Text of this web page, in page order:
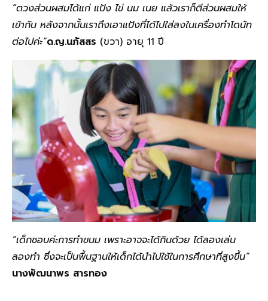
“ตวงส่วนผสมได้แก่ แป้ง ไข่ นม เนย แล้วเราก็ตีส่วนผสมให้
เข้ากัน หลังจากนั้นเราถึงเอาแป้งที่ได้ไปใส่ลงในเครื่องทำโดนัท
ต่อไปค่ะ”ด.ญ.นภัสสร (ขวา) อายุ 11 ปี
“เด็กชอบค่ะการทำขนม เพราะอาจจะได้กินด้วย ได้ลองเล่น
ลองทำ ซึ่งจะเป็นพื้นฐานให้เด็กได้นำไปใช้ในการศึกษาที่สูงขึ้น”
นางพัฒนาพร สารทอง